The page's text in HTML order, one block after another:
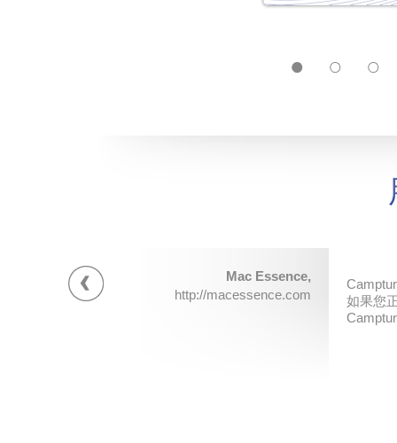
Mac Essence,
http://macessence.com
如果您
以前如
区、创
NTFS
发出了
于我而
效果非
行，也